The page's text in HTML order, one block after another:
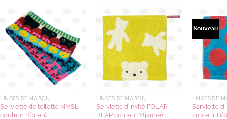
à la
wishlist
LINGES DE MAISON
Serviette de toilette MMSL
couleur B(bleu)
à la
wishlist
LINGES DE MAISON
Serviette d’invité POLAR
BEAR couleur Y(jaune)
Nouveau
LINGES DE
Serviette
couleur